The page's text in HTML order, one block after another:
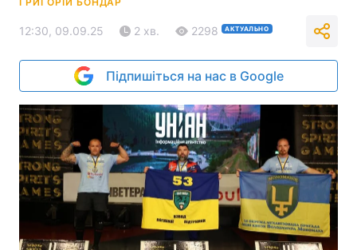
12:30, 09.09.25 2 хв. 2298 АКТУАЛЬНО
Підпишіться на нас в Google